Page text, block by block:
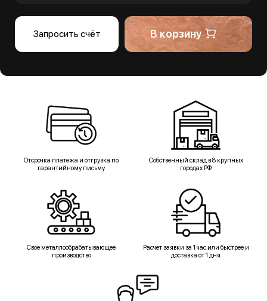
Запросить счёт В корзину
Отсрочка платежа и отгрузка по
гарантийному письму
Собственный склад в 8 крупных
городах РФ
Свое металлообрабатывающее
производство
Расчет заявки за 1 час или быстрее и
доставка от 1 дня